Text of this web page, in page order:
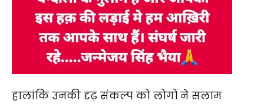
हालांकि उनकी दृढ़ संकल्प को लोगों ने सलाम